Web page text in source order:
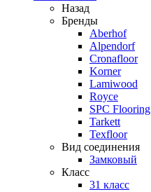
Назад
Бренды
Aberhof
Alpendorf
Cronafloor
Korner
Lamiwood
Royce
SPC Flooring
Tarkett
Texfloor
Вид соединения
Замковый
Класс
31 класс